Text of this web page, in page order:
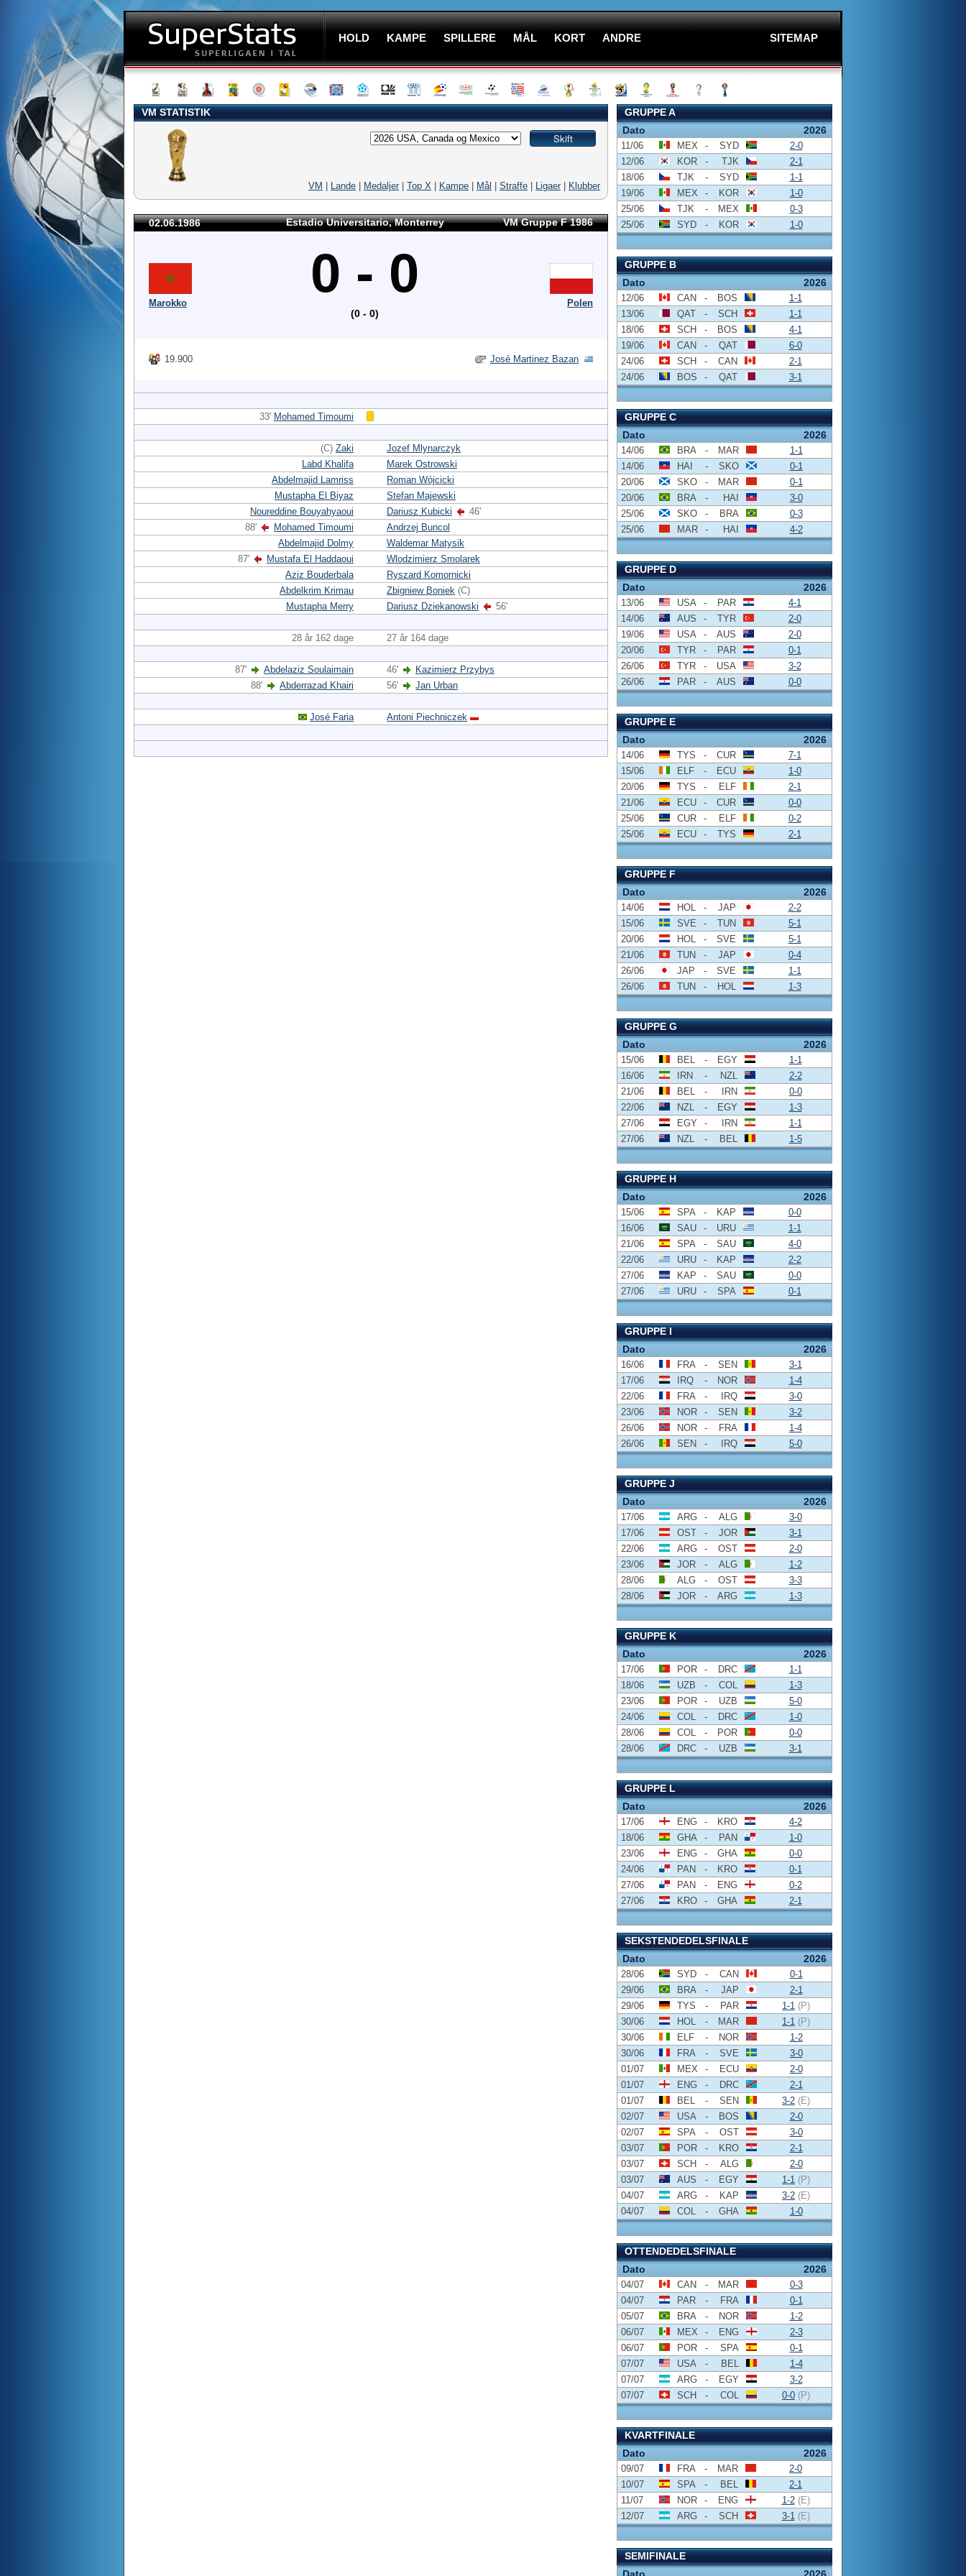
HOLD KAMPE SPILLERE MÅL KORT ANDRE SITEMAP
VM STATISTIK
VM Lande Medaljer Top X Kampe Mål Straffe Ligaer Klubber
02.06.1986 Estadio Universitario, Monterrey VM Gruppe F 1986
Marokko 0 - 0
(0 - 0)
Polen
19.900 José Martinez Bazan
33' Mohamed Timoumi
(C) Zaki
Jozef Mlynarczyk
Labd Khalifa
Marek Ostrowski
Abdelmajid Lamriss
Roman Wójcicki
Mustapha El Biyaz
Stefan Majewski
Noureddine Bouyahyaoui
Dariusz Kubicki
46'
88'
Mohamed Timoumi
Andrzej Buncol
Abdelmajid Dolmy
Waldemar Matysik
87'
Mustafa El Haddaoui
Wlodzimierz Smolarek
Aziz Bouderbala
Ryszard Komornicki
Abdelkrim Krimau
Zbigniew Boniek (C)
Mustapha Merry
Dariusz Dziekanowski 56'
28 år 162 dage 27 år 164 dage
87' Abdelaziz Soulaimain 46'
Kazimierz Przybys
88'
Abderrazad Khairi 56' Jan Urban
José Faria Antoni Piechniczek
GRUPPE A
Dato
2026
11/06 MEX - SYD
2-0
12/06
KOR - TJK
2-1
18/06
TJK - SYD
1-1
19/06
MEX - KOR
1-0
25/06
TJK - MEX
0-3
25/06
SYD - KOR 1-0
GRUPPE B
Dato
2026
12/06 CAN - BOS
1-1
13/06
QAT - SCH
1-1
18/06
SCH - BOS
4-1
19/06
CAN - QAT
6-0
24/06
SCH - CAN
2-1
24/06
BOS - QAT 3-1
GRUPPE C
Dato
2026
14/06 BRA - MAR
1-1
14/06
HAI - SKO
0-1
20/06
SKO - MAR
0-1
20/06
BRA - HAI
3-0
25/06
SKO - BRA
0-3
25/06
MAR - HAI 4-2
GRUPPE D
Dato
2026
13/06 USA - PAR
4-1
14/06
AUS - TYR
2-0
19/06
USA - AUS
2-0
20/06
TYR - PAR
0-1
26/06
TYR - USA
3-2
26/06
PAR - AUS 0-0
GRUPPE E
Dato
2026
14/06 TYS - CUR
7-1
15/06
ELF - ECU
1-0
20/06
TYS - ELF
2-1
21/06
ECU - CUR
0-0
25/06
CUR - ELF
0-2
25/06
ECU - TYS 2-1
GRUPPE F
Dato
2026
14/06 HOL - JAP
2-2
15/06
SVE - TUN
5-1
20/06
HOL - SVE
5-1
21/06
TUN - JAP
0-4
26/06
JAP - SVE
1-1
26/06
TUN - HOL 1-3
GRUPPE G
Dato
2026
15/06 BEL - EGY
1-1
16/06
IRN - NZL
2-2
21/06
BEL - IRN
0-0
22/06
NZL - EGY
1-3
27/06
EGY - IRN
1-1
27/06
NZL - BEL 1-5
GRUPPE H
Dato
2026
15/06 SPA - KAP
0-0
16/06
SAU - URU
1-1
21/06
SPA - SAU
4-0
22/06
URU - KAP
2-2
27/06
KAP - SAU
0-0
27/06
URU - SPA 0-1
GRUPPE I
Dato
2026
16/06 FRA - SEN
3-1
17/06
IRQ - NOR
1-4
22/06
FRA - IRQ
3-0
23/06
NOR - SEN
3-2
26/06
NOR - FRA
1-4
26/06
SEN - IRQ 5-0
GRUPPE J
Dato
2026
17/06 ARG - ALG
3-0
17/06
OST - JOR
3-1
22/06
ARG - OST
2-0
23/06
JOR - ALG
1-2
28/06
ALG - OST
3-3
28/06
JOR - ARG 1-3
GRUPPE K
Dato
2026
17/06 POR - DRC
1-1
18/06
UZB - COL
1-3
23/06
POR - UZB
5-0
24/06
COL - DRC
1-0
28/06
COL - POR
0-0
28/06
DRC - UZB 3-1
GRUPPE L
Dato
2026
17/06 ENG - KRO
4-2
18/06
GHA - PAN
1-0
23/06
ENG - GHA
0-0
24/06
PAN - KRO
0-1
27/06
PAN - ENG
0-2
27/06
KRO - GHA 2-1
SEKSTENDEDELSFINALE
Dato
2026
28/06 SYD - CAN
0-1
29/06
BRA - JAP
2-1
29/06
TYS - PAR 1-1 (P)
30/06
HOL - MAR 1-1 (P)
30/06
ELF - NOR
1-2
30/06
FRA - SVE
3-0
01/07
MEX - ECU
2-0
01/07
ENG - DRC
2-1
01/07
BEL - SEN 3-2 (E)
02/07
USA - BOS
2-0
02/07
SPA - OST
3-0
03/07
POR - KRO
2-1
03/07
SCH - ALG
2-0
03/07
AUS - EGY 1-1 (P)
04/07
ARG - KAP 3-2 (E)
04/07
COL - GHA 1-0
OTTENDEDELSFINALE
Dato
2026
04/07 CAN - MAR
0-3
04/07
PAR - FRA
0-1
05/07
BRA - NOR
1-2
06/07
MEX - ENG
2-3
06/07
POR - SPA
0-1
07/07
USA - BEL
1-4
07/07
ARG - EGY
3-2
07/07
SCH - COL 0-0 (P)
KVARTFINALE
Dato
2026
09/07 FRA - MAR
2-0
10/07
SPA - BEL
2-1
11/07
NOR - ENG 1-2 (E)
12/07
ARG - SCH 3-1 (E)
SEMIFINALE